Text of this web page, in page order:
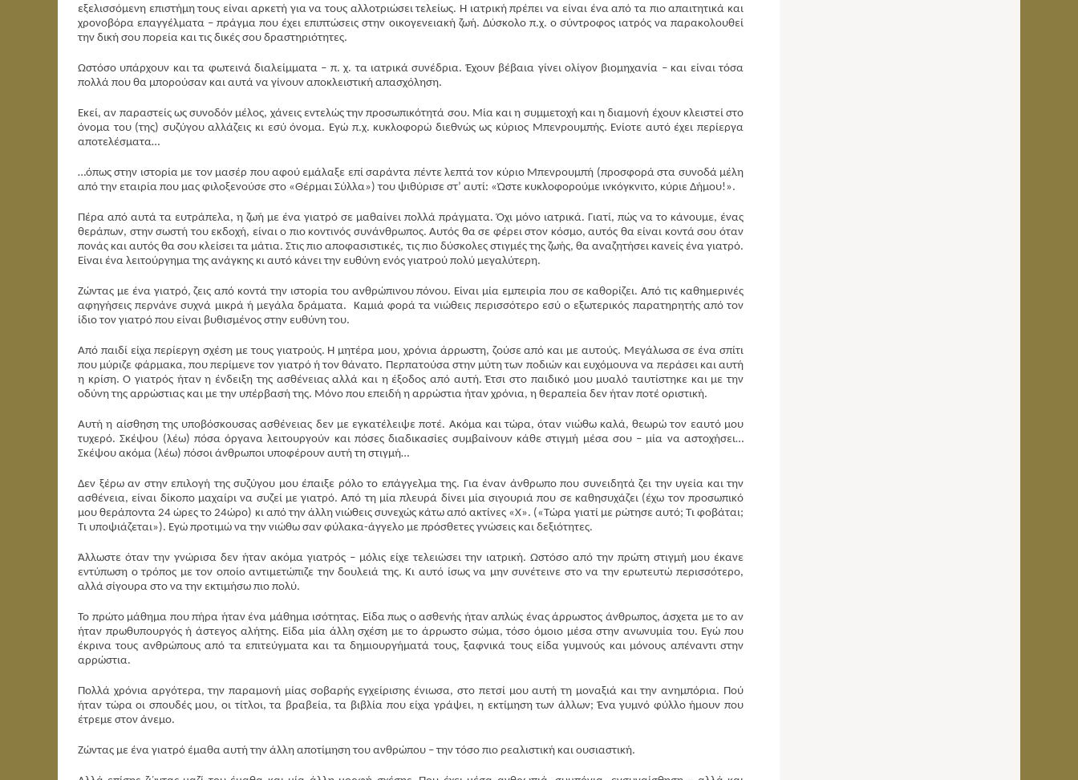
εξελισσόμενη επιστήμη τους είναι αρκετή για να τους αλλοτριώσει τελείως. Η ιατρική πρέπει να είναι ένα από τα πιο απαιτητικά και
χρονοβόρα επαγγέλματα – πράγμα που έχει επιπτώσεις στην οικογενειακή ζωή. Δύσκολο π.χ. ο σύντροφος ιατρός να παρακολουθεί
την δική σου πορεία και τις δικές σου δραστηριότητες.
Ωστόσο υπάρχουν και τα φωτεινά διαλείμματα – π. χ. τα ιατρικά συνέδρια. Έχουν βέβαια γίνει ολίγον βιομηχανία – και είναι τόσα
πολλά που θα μπορούσαν και αυτά να γίνουν αποκλειστική απασχόληση.
Εκεί, αν παραστείς ως συνοδόν μέλος, χάνεις εντελώς την προσωπικότητά σου. Μία και η συμμετοχή και η διαμονή έχουν κλειστεί στο
όνομα του (της) συζύγου αλλάζεις κι εσύ όνομα. Εγώ π.χ. κυκλοφορώ διεθνώς ως κύριος Μπενρουμπής. Ενίοτε αυτό έχει περίεργα
αποτελέσματα…
…όπως στην ιστορία με τον μασέρ που αφού εμάλαξε επί σαράντα πέντε λεπτά τον κύριο Μπενρουμπή (προσφορά στα συνοδά μέλη
από την εταιρία που μας φιλοξενούσε στο «Θέρμαι Σύλλα») του ψιθύρισε στ’ αυτί: «Ώστε κυκλοφορούμε ινκόγκνιτο, κύριε Δήμου!».
Πέρα από αυτά τα ευτράπελα, η ζωή με ένα γιατρό σε μαθαίνει πολλά πράγματα. Όχι μόνο ιατρικά. Γιατί, πώς να το κάνουμε, ένας
θεράπων, στην σωστή του εκδοχή, είναι ο πιο κοντινός συνάνθρωπος. Αυτός θα σε φέρει στον κόσμο, αυτός θα είναι κοντά σου όταν
πονάς και αυτός θα σου κλείσει τα μάτια. Στις πιο αποφασιστικές, τις πιο δύσκολες στιγμές της ζωής, θα αναζητήσει κανείς ένα γιατρό.
Είναι ένα λειτούργημα της ανάγκης κι αυτό κάνει την ευθύνη ενός γιατρού πολύ μεγαλύτερη.
Ζώντας με ένα γιατρό, ζεις από κοντά την ιστορία του ανθρώπινου πόνου. Είναι μία εμπειρία που σε καθορίζει. Από τις καθημερινές
αφηγήσεις περνάνε συχνά μικρά ή μεγάλα δράματα. Καμιά φορά τα νιώθεις περισσότερο εσύ ο εξωτερικός παρατηρητής από τον
ίδιο τον γιατρό που είναι βυθισμένος στην ευθύνη του.
Από παιδί είχα περίεργη σχέση με τους γιατρούς. Η μητέρα μου, χρόνια άρρωστη, ζούσε από και με αυτούς. Μεγάλωσα σε ένα σπίτι
που μύριζε φάρμακα, που περίμενε τον γιατρό ή τον θάνατο. Περπατούσα στην μύτη των ποδιών και ευχόμουνα να περάσει και αυτή
η κρίση. Ο γιατρός ήταν η ένδειξη της ασθένειας αλλά και η έξοδος από αυτή. Έτσι στο παιδικό μου μυαλό ταυτίστηκε και με την
οδύνη της αρρώστιας και με την υπέρβασή της. Μόνο που επειδή η αρρώστια ήταν χρόνια, η θεραπεία δεν ήταν ποτέ οριστική.
Αυτή η αίσθηση της υποβόσκουσας ασθένειας δεν με εγκατέλειψε ποτέ. Ακόμα και τώρα, όταν νιώθω καλά, θεωρώ τον εαυτό μου
τυχερό. Σκέψου (λέω) πόσα όργανα λειτουργούν και πόσες διαδικασίες συμβαίνουν κάθε στιγμή μέσα σου – μία να αστοχήσει…
Σκέψου ακόμα (λέω) πόσοι άνθρωποι υποφέρουν αυτή τη στιγμή…
Δεν ξέρω αν στην επιλογή της συζύγου μου έπαιξε ρόλο το επάγγελμα της. Για έναν άνθρωπο που συνειδητά ζει την υγεία και την
ασθένεια, είναι δίκοπο μαχαίρι να συζεί με γιατρό. Από τη μία πλευρά δίνει μία σιγουριά που σε καθησυχάζει (έχω τον προσωπικό
μου θεράποντα 24 ώρες το 24ώρο) κι από την άλλη νιώθεις συνεχώς κάτω από ακτίνες «Χ». («Τώρα γιατί με ρώτησε αυτό; Τι φοβάται;
Τι υποψιάζεται»). Εγώ προτιμώ να την νιώθω σαν φύλακα-άγγελο με πρόσθετες γνώσεις και δεξιότητες.
Άλλωστε όταν την γνώρισα δεν ήταν ακόμα γιατρός – μόλις είχε τελειώσει την ιατρική. Ωστόσο από την πρώτη στιγμή μου έκανε
εντύπωση ο τρόπος με τον οποίο αντιμετώπιζε την δουλειά της. Κι αυτό ίσως να μην συνέτεινε στο να την ερωτευτώ περισσότερο,
αλλά σίγουρα στο να την εκτιμήσω πιο πολύ.
Το πρώτο μάθημα που πήρα ήταν ένα μάθημα ισότητας. Είδα πως ο ασθενής ήταν απλώς ένας άρρωστος άνθρωπος, άσχετα με το αν
ήταν πρωθυπουργός ή άστεγος αλήτης. Είδα μία άλλη σχέση με το άρρωστο σώμα, τόσο όμοιο μέσα στην ανωνυμία του. Εγώ που
έκρινα τους ανθρώπους από τα επιτεύγματα και τα δημιουργήματά τους, ξαφνικά τους είδα γυμνούς και μόνους απέναντι στην
αρρώστια.
Πολλά χρόνια αργότερα, την παραμονή μίας σοβαρής εγχείρισης ένιωσα, στο πετσί μου αυτή τη μοναξιά και την ανημπόρια. Πού
ήταν τώρα οι σπουδές μου, οι τίτλοι, τα βραβεία, τα βιβλία που είχα γράψει, η εκτίμηση των άλλων; Ένα γυμνό φύλλο ήμουν που
έτρεμε στον άνεμο.
Ζώντας με ένα γιατρό έμαθα αυτή την άλλη αποτίμηση του ανθρώπου – την τόσο πιο ρεαλιστική και ουσιαστική.